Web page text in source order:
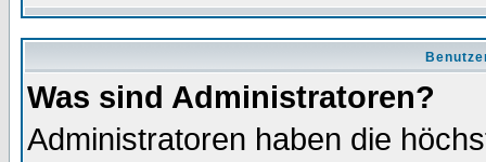
Was sind Administratoren?
Administratoren haben die